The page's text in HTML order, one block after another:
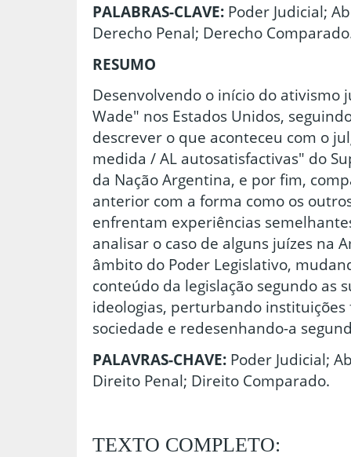
PALABRAS-CLAVE: Poder Judicial;
Derecho Penal; Derecho
RESUMO
Desenvolvendo o início do ativismo
Wade" nos Estados Unidos,
descrever o que aconteceu com o
medida / AL autosatisfactivas" do
da Nação Argentina, e por fim,
anterior com a forma como os
enfrentam experiências
analisar o caso de alguns juízes na
âmbito do Poder Legislativo,
conteúdo da legislação segundo as
ideologias, perturbando
sociedade e redesenhando-a
PALAVRAS-CHAVE: Poder Judicial;
Direito Penal; Direito Comparado.
TEXTO COMPLETO: